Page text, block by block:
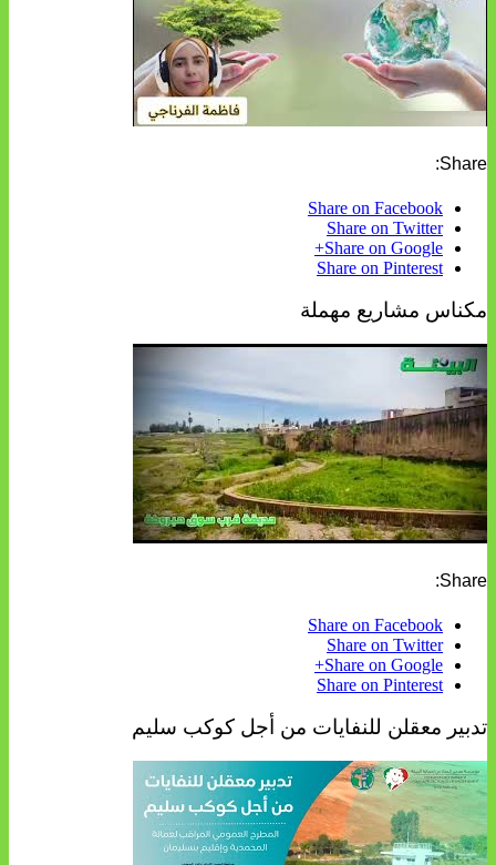
Share:
Share on Facebook
Share on Twitter
Share on Google+
Share on Pinterest
مكناس مشاريع مهملة
Share:
Share on Facebook
Share on Twitter
Share on Google+
Share on Pinterest
تدبير معقلن للنفايات من أجل كوكب سليم